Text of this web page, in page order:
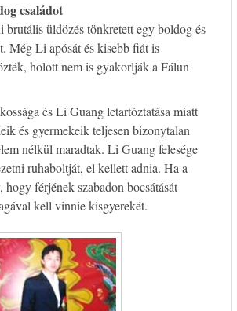
családot
üldözés tönkretett egy boldog és
Még Li apósát és kisebb fiát is
holott nem is gyakorlják a Fálun
és Li Guang letartóztatása miatt
és gyermekeik teljesen bizonytalan
nélkül maradtak. Li Guang felesége
ruhaboltját, el kellett adnia. Ha a
hogy férjének szabadon bocsátását
kell vinnie kisgyerekét.